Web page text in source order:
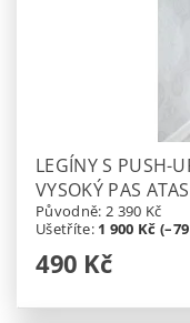
LEGÍNY S PUSH-
VYSOKÝ PAS
Původně: 2 390 Kč
Ušetříte: 1 900 Kč
490 Kč